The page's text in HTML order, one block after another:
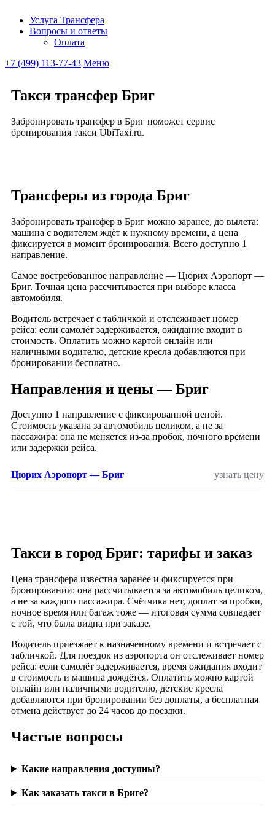
Ubitaxi
Услуга Трансфера
Вопросы и ответы
Оплата
+7 (499) 113-77-43 Меню
Такси трансфер Бриг
Забронировать трансфер в Бриг поможет сервис
бронирования такси UbiTaxi.ru.
Трансферы из города Бриг
Забронировать трансфер в Бриг можно заранее, до вылета:
машина с водителем ждёт к нужному времени, а цена
фиксируется в момент бронирования. Всего доступно 1
направление.
Самое востребованное направление — Цюрих Аэропорт —
Бриг. Точная цена рассчитывается при выборе класса
автомобиля.
Водитель встречает с табличкой и отслеживает номер
рейса: если самолёт задерживается, ожидание входит в
стоимость. Оплатить можно картой онлайн или
наличными водителю, детские кресла добавляются при
бронировании бесплатно.
Направления и цены — Бриг
Доступно 1 направление с фиксированной ценой.
Стоимость указана за автомобиль целиком, а не за
пассажира: она не меняется из-за пробок, ночного времени
или задержки рейса.
Цюрих Аэропорт — Бриг узнать цену
Такси в город Бриг: тарифы и заказ
Цена трансфера известна заранее и фиксируется при
бронировании: она рассчитывается за автомобиль целиком,
а не за каждого пассажира. Счётчика нет, доплат за пробки,
ночное время или багаж тоже — итоговая сумма совпадает
с той, что была видна при заказе.
Водитель приезжает к назначенному времени и встречает с
табличкой. Для поездок из аэропорта он отслеживает номер
рейса: если самолёт задерживается, время ожидания входит
в стоимость и машина дождётся. Оплатить можно картой
онлайн или наличными водителю, детские кресла
добавляются при бронировании без доплаты, а бесплатная
отмена действует до 24 часов до поездки.
Частые вопросы
Какие направления доступны?
Как заказать такси в Бриге?